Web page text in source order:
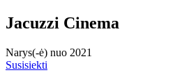
Jacuzzi Cinema
Narys(-ė) nuo 2021
Susisiekti